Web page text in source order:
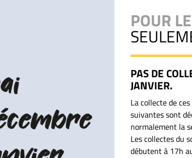
POUR
PAS DE
JANVIER.
La collecte de
suivantes sont
normalement la
Les collectes du
débutent à 17h